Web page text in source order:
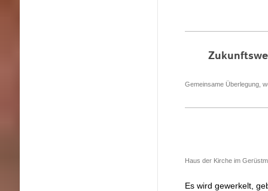
Gemeinsame Überlegung,
Haus der Kirche im
Es wird gewerkelt,